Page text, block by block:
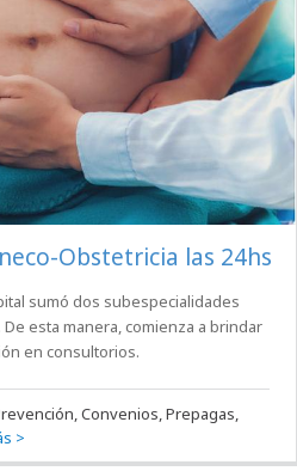
Obstetricia las 24hs
sumó dos subespecialidades
esta manera, comienza a brindar
en consultorios.
Convenios, Prepagas,
>